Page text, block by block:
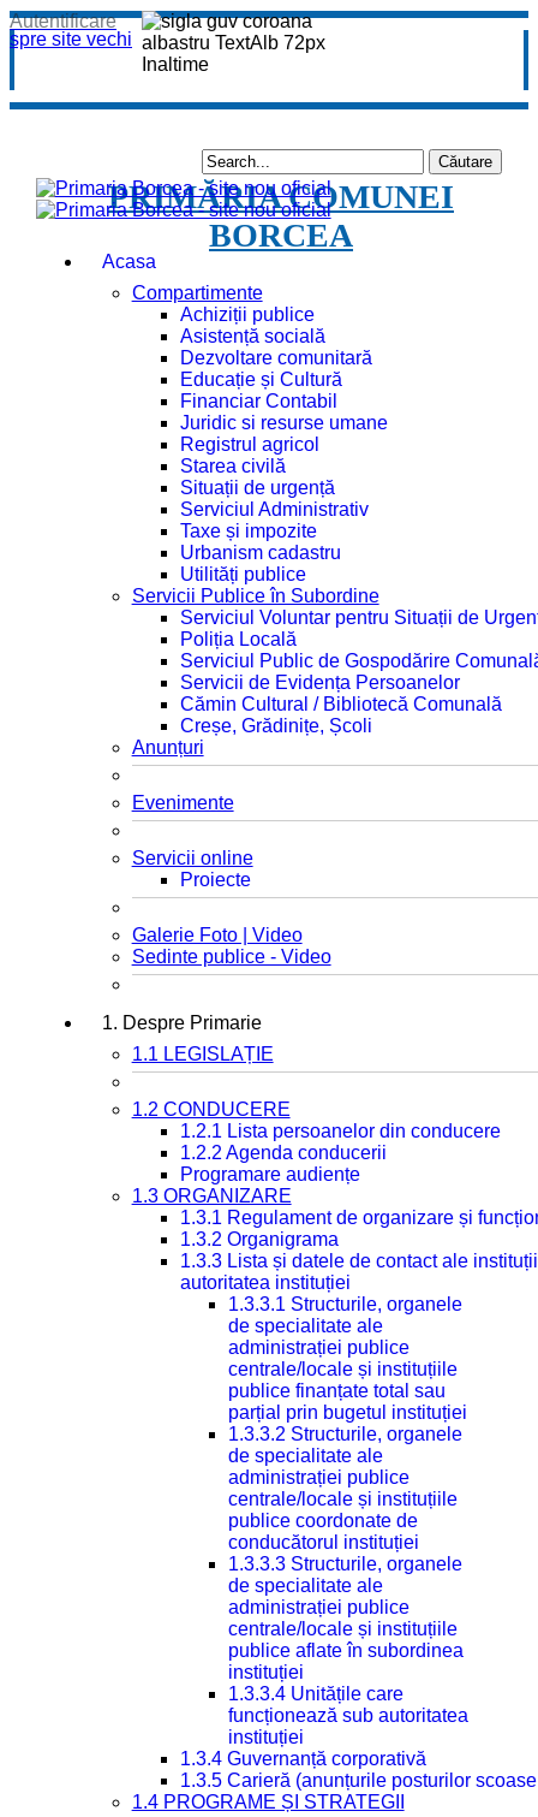
spre site vechi
Autentificare
PRIMĂRIA COMUNEI
BORCEA
Acasa
Compartimente
Achiziții publice
Asistență socială
Dezvoltare comunitară
Educație și Cultură
Financiar Contabil
Juridic si resurse umane
Registrul agricol
Starea civilă
Situații de urgență
Serviciul Administrativ
Taxe și impozite
Urbanism cadastru
Utilități publice
Servicii Publice în Subordine
Serviciul Voluntar pentru Situații de
Poliția Locală
Serviciul Public de Gospodărire
Servicii de Evidența Persoanelor
Cămin Cultural / Bibliotecă Comunală
Creșe, Grădinițe, Școli
Anunțuri
Evenimente
Servicii online
Proiecte
Galerie Foto | Video
Sedinte publice - Video
1. Despre Primarie
1.1 LEGISLAȚIE
1.2 CONDUCERE
1.2.1 Lista persoanelor din conducere
1.2.2 Agenda conducerii
Programare audiențe
1.3 ORGANIZARE
1.3.1 Regulament de organizare și
1.3.2 Organigrama
1.3.3 Lista și datele de contact ale
autoritatea instituției
1.3.3.1 Structurile, organele
de specialitate ale
administrației publice
centrale/locale și instituțiile
publice finanțate total sau
parțial prin bugetul instituției
1.3.3.2 Structurile, organele
de specialitate ale
administrației publice
centrale/locale și instituțiile
publice coordonate de
conducătorul instituției
1.3.3.3 Structurile, organele
de specialitate ale
administrației publice
centrale/locale și instituțiile
publice aflate în subordinea
instituției
1.3.3.4 Unitățile care
funcționează sub autoritatea
instituției
1.3.4 Guvernanță corporativă
1.3.5 Carieră (anunțurile posturilor
1.4 PROGRAME ȘI STRATEGII